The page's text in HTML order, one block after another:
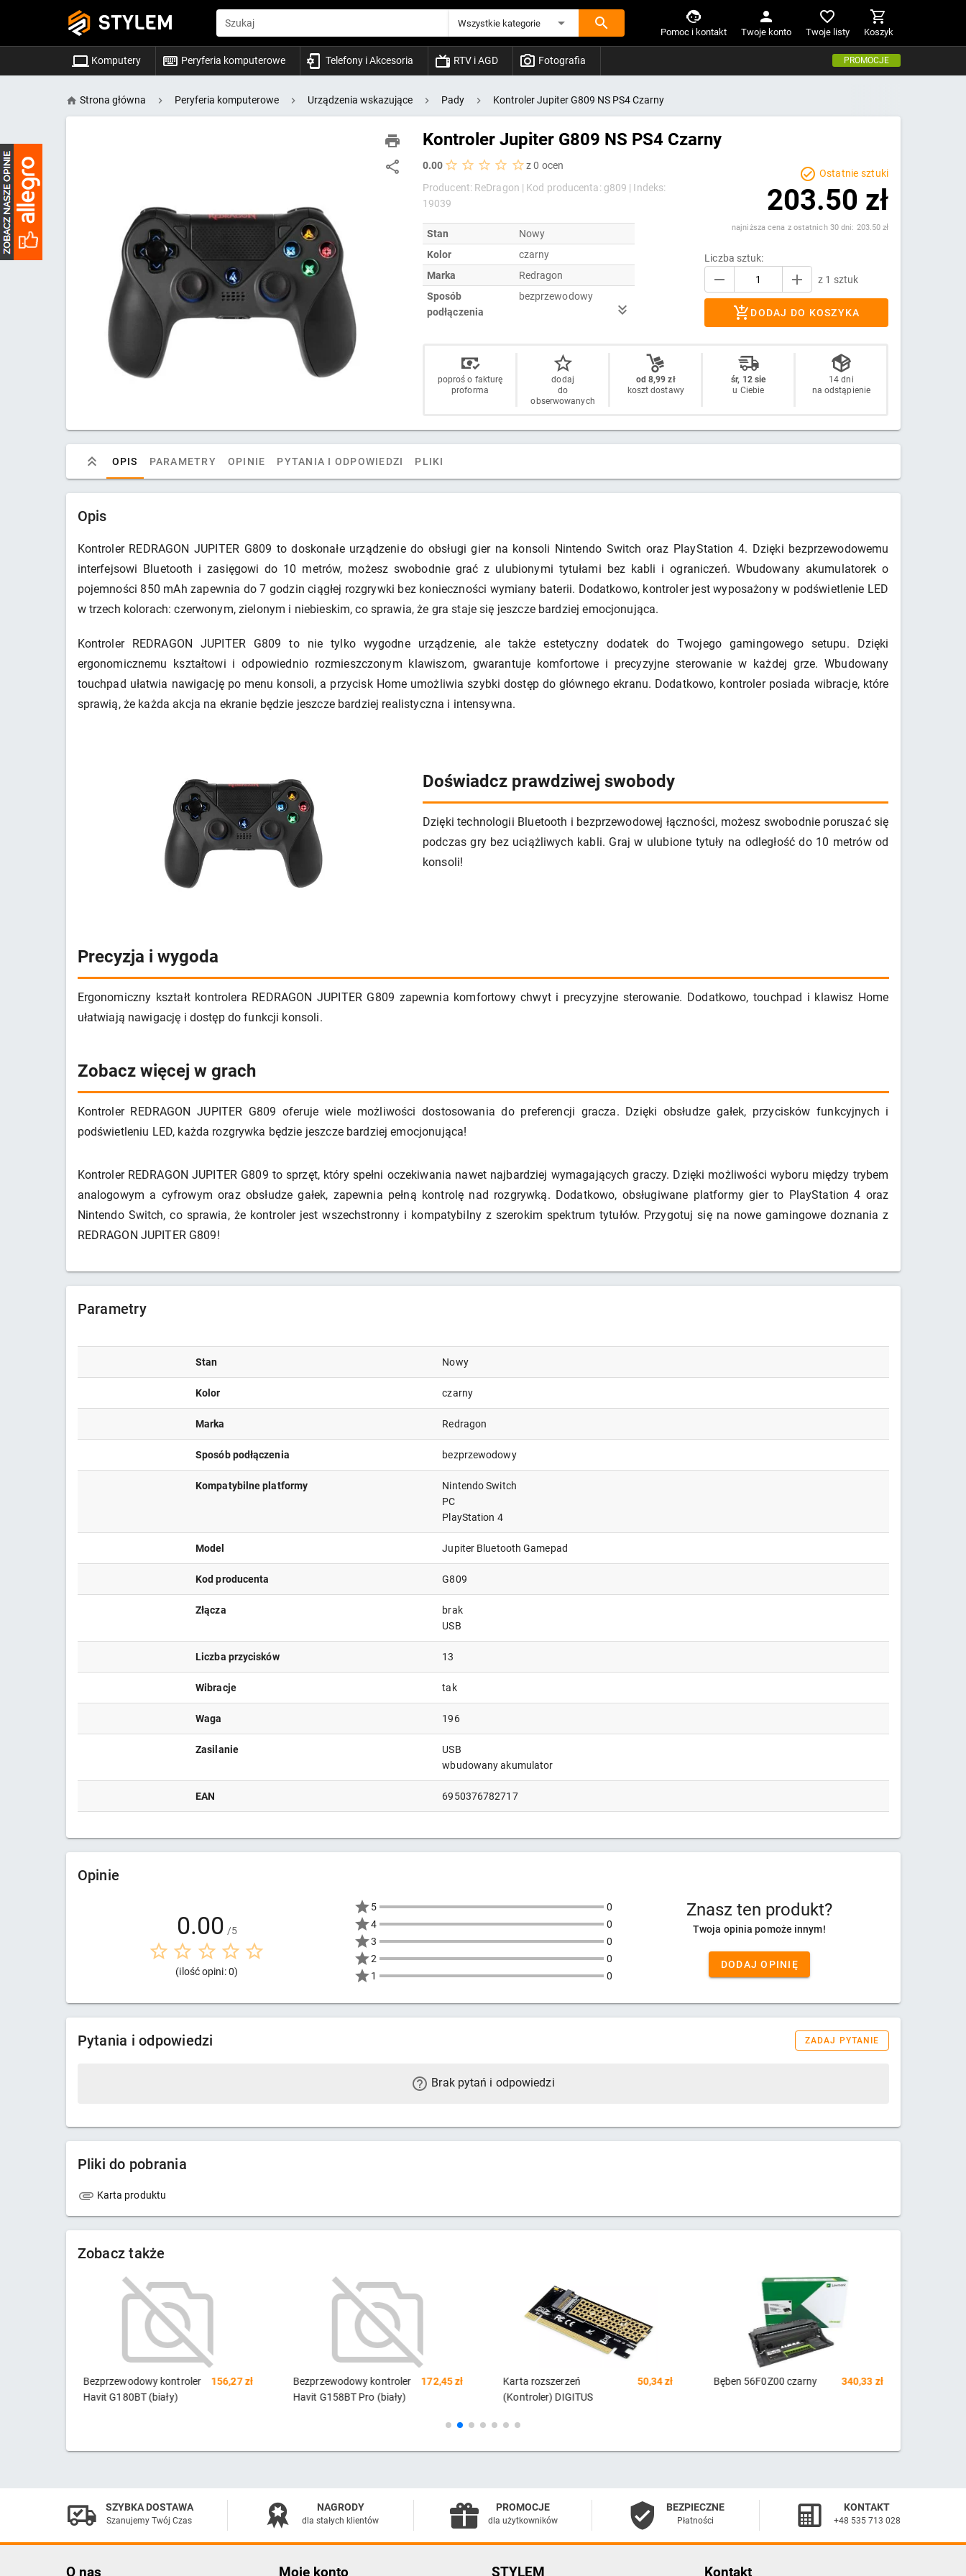
STYLEM Szukaj Wszystkie kategorie
Pomoc i kontakt Twoje konto Twoje listy Koszyk
Komputery Peryferia komputerowe Telefony i Akcesoria RTV i AGD Fotografia PROMOCJE
Strona główna Peryferia komputerowe Urządzenia wskazujące Pady Kontroler Jupiter G809 NS PS4 Czarny
Kontroler Jupiter G809 NS PS4 Czarny
0.00
z 0 ocen
Producent: ReDragon | Kod producenta: g809 | Indeks:
19039
Stan
Nowy
Kolor
czarny
Marka
Redragon
Sposób
podłączenia
bezprzewodowy
Ostatnie sztuki
203.50 zł
najniższa cena z ostatnich 30 dni: 203.50 zł
Liczba sztuk:
z 1 sztuk
DODAJ DO KOSZYKA
poproś o fakturę
proforma
dodaj
do
obserwowanych
od 8,99 zł
koszt dostawy
śr, 12 sie
u Ciebie
14 dni
na odstąpienie
OPIS PARAMETRY OPINIE PYTANIA I ODPOWIEDZI PLIKI
Opis
Kontroler REDRAGON JUPITER G809 to doskonałe urządzenie do obsługi gier na konsoli Nintendo Switch oraz PlayStation 4. Dzięki bezprzewodowemu
interfejsowi Bluetooth i zasięgowi do 10 metrów, możesz swobodnie grać z ulubionymi tytułami bez kabli i ograniczeń. Wbudowany akumulatorek o
pojemności 850 mAh zapewnia do 7 godzin ciągłej rozgrywki bez konieczności wymiany baterii. Dodatkowo, kontroler jest wyposażony w podświetlenie LED
w trzech kolorach: czerwonym, zielonym i niebieskim, co sprawia, że gra staje się jeszcze bardziej emocjonująca.
Kontroler REDRAGON JUPITER G809 to nie tylko wygodne urządzenie, ale także estetyczny dodatek do Twojego gamingowego setupu. Dzięki
ergonomicznemu kształtowi i odpowiednio rozmieszczonym klawiszom, gwarantuje komfortowe i precyzyjne sterowanie w każdej grze. Wbudowany
touchpad ułatwia nawigację po menu konsoli, a przycisk Home umożliwia szybki dostęp do głównego ekranu. Dodatkowo, kontroler posiada wibracje, które
sprawią, że każda akcja na ekranie będzie jeszcze bardziej realistyczna i intensywna.
Doświadcz prawdziwej swobody
Dzięki technologii Bluetooth i bezprzewodowej łączności, możesz swobodnie poruszać się
podczas gry bez uciążliwych kabli. Graj w ulubione tytuły na odległość do 10 metrów od
konsoli!
Precyzja i wygoda
Ergonomiczny kształt kontrolera REDRAGON JUPITER G809 zapewnia komfortowy chwyt i precyzyjne sterowanie. Dodatkowo, touchpad i klawisz Home
ułatwiają nawigację i dostęp do funkcji konsoli.
Zobacz więcej w grach
Kontroler REDRAGON JUPITER G809 oferuje wiele możliwości dostosowania do preferencji gracza. Dzięki obsłudze gałek, przycisków funkcyjnych i
podświetleniu LED, każda rozgrywka będzie jeszcze bardziej emocjonująca!
Kontroler REDRAGON JUPITER G809 to sprzęt, który spełni oczekiwania nawet najbardziej wymagających graczy. Dzięki możliwości wyboru między trybem
analogowym a cyfrowym oraz obsłudze gałek, zapewnia pełną kontrolę nad rozgrywką. Dodatkowo, obsługiwane platformy gier to PlayStation 4 oraz
Nintendo Switch, co sprawia, że kontroler jest wszechstronny i kompatybilny z szerokim spektrum tytułów. Przygotuj się na nowe gamingowe doznania z
REDRAGON JUPITER G809!
Parametry
Stan Nowy
Kolor czarny
Marka Redragon
Sposób podłączenia bezprzewodowy
Kompatybilne platformy
Nintendo Switch
PC
PlayStation 4
Model Jupiter Bluetooth Gamepad
Kod producenta G809
Złącza
brak
USB
Liczba przycisków 13
Wibracje tak
Waga 196
Zasilanie
USB
wbudowany akumulator
EAN 6950376782717
Opinie
0.00 /5
(ilość opini: 0)
5
0
4
0
3
0
2
0
1
0
Znasz ten produkt?
Twoja opinia pomoże innym!
DODAJ OPINIĘ
Pytania i odpowiedzi ZADAJ PYTANIE
Brak pytań i odpowiedzi
Pliki do pobrania
Karta produktu
Zobacz także
Bezprzewodowy kontroler
Havit G158BT Pro (biały)
172,45 zł
Karta rozszerzeń
(Kontroler) DIGITUS
50,34 zł Bęben 56F0Z00 czarny 340,33 zł
Mikrofon komputerowy
21,12 zł
SZYBKA DOSTAWA
Szanujemy Twój Czas
NAGRODY
dla stałych klientów
PROMOCJE
dla użytkowników
BEZPIECZNE
Płatności
KONTAKT
+48 535 713 028
O nas Moje konto STYLEM Kontakt